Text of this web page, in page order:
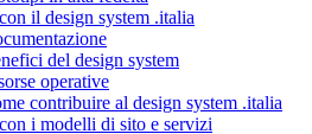
il design system .italia
del design system
operative
contribuire al design system .italia
i modelli di sito e servizi